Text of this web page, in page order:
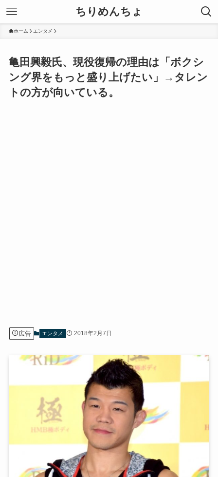
ちりめんちょ
ホーム エンタメ
亀田興毅氏、現役復帰の理由は「ボクシ
ング界をもっと盛り上げたい」→タレン
トの方が向いている。
広告 エンタメ 2018年2月7日